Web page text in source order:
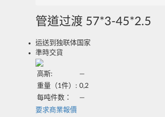
管道过渡 57*3-45*2.5
运送到独联体国家
準時交貨
高斯:
—
重量（1件）: 0,2
每吨件数：
—
要求商業報價